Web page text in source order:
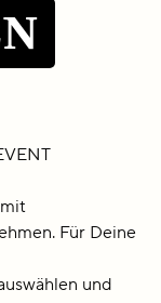
Für Deine
und